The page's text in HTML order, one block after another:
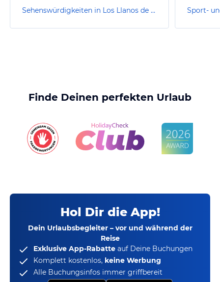
Sehenswürdigkeiten in Los Llanos de Aridane
Finde Deinen perfekten Urlaub
Hol Dir die App!
Dein Urlaubsbegleiter – vor und während der
Reise
Exklusive App-Rabatte auf Deine Buchungen
Komplett kostenlos, keine Werbung
Alle Buchungsinfos immer griffbereit